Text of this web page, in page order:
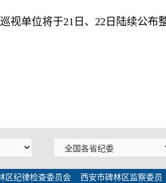
视单位将于21日、22日陆续公布
区纪律检查委员会 西安市碑林区监察委员